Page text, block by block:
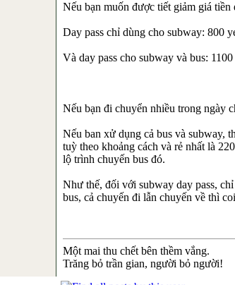
Nếu bạn muốn được tiết giảm giá
Day pass chỉ dùng cho subway: 800
Và day pass cho subway và bus:
Nếu bạn đi chuyển nhiều trong ngày
Nếu ban xử dụng cả bus và subway,
tuỳ theo khoảng cách và rẻ nhất là
lộ trình chuyến bus đó.
Như thế, đối với subway day pass,
bus, cả chuyến đi lẫn chuyến về thì
Một mai thu chết bên thềm vắng.
Trăng bỏ trần gian, người bỏ người!